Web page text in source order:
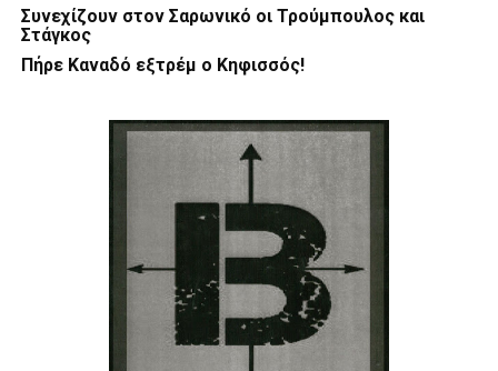
Συνεχίζουν στον Σαρωνικό οι Τρούμπουλος και
Στάγκος
Πήρε Καναδό εξτρέμ ο Κηφισσός!